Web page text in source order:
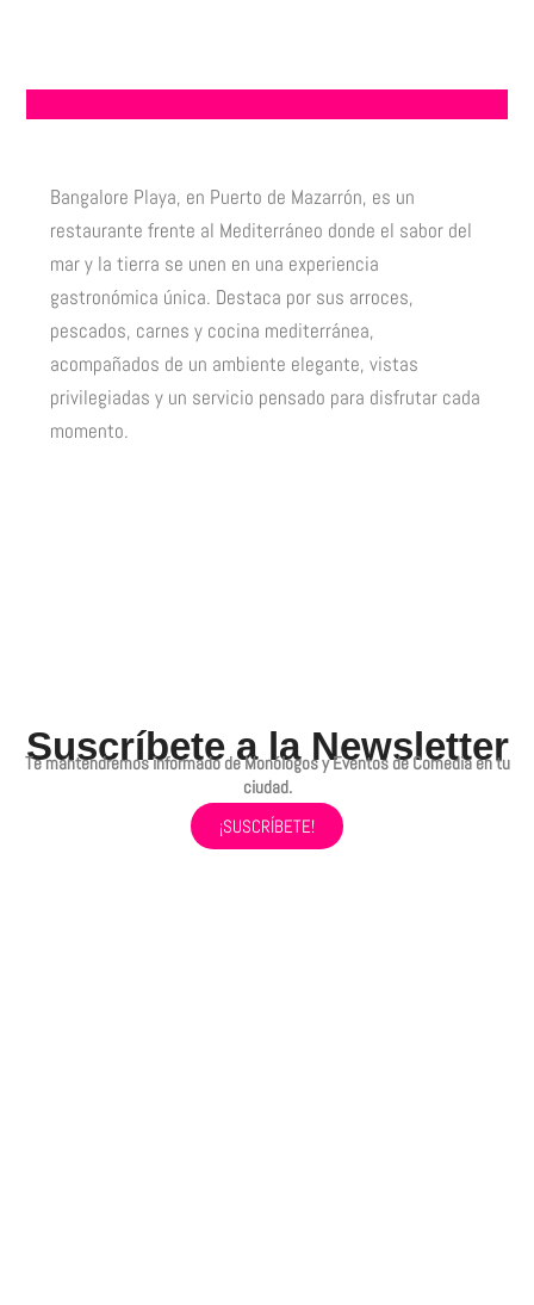
Bangalore Playa, en Puerto de Mazarrón, es un
restaurante frente al Mediterráneo donde el sabor del
mar y la tierra se unen en una experiencia
gastronómica única. Destaca por sus arroces,
pescados, carnes y cocina mediterránea,
acompañados de un ambiente elegante, vistas
privilegiadas y un servicio pensado para disfrutar cada
momento.
Suscríbete a la Newsletter
Te mantendremos informado de Monólogos y Eventos de Comedia en tu
ciudad.
¡SUSCRÍBETE!